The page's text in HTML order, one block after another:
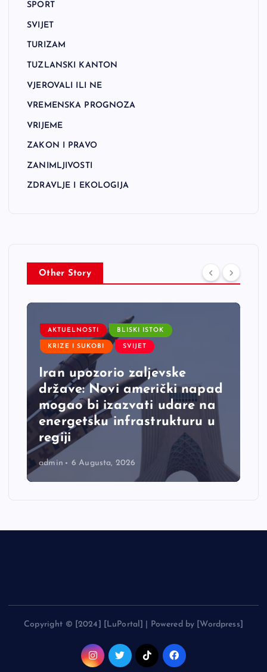
SPORT
SVIJET
TURIZAM
TUZLANSKI KANTON
VJEROVALI ILI NE
VREMENSKA PROGNOZA
VRIJEME
ZAKON I PRAVO
ZANIMLJIVOSTI
ZDRAVLJE I EKOLOGIJA
Other Story
AKTUELNOSTI BLISKI ISTOK
KRIZE I SUKOBI SVIJET
Iran upozorio zaljevske
države: Novi američki napad
mogao bi izazvati udare na
energetsku infrastrukturu u
regiji
admin 6 Augusta, 2026
Copyright © [2024] [LuPortal] | Powered by [Wordpress]